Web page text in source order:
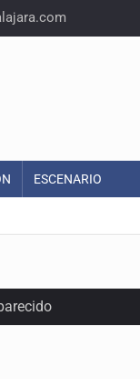
ESCENARIO